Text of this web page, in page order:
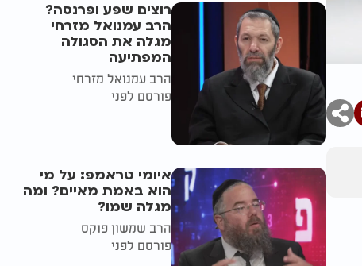
רוצים שפע ופרנסה?
הרב עמנואל מזרחי
מגלה את הסגולה
המפתיעה
הרב עמנואל מזרחי
פורסם לפני
איומי טראמפ: על מי
הוא באמת מאיים? ומה
מגלה שמו?
הרב שמשון פוקס
פורסם לפני